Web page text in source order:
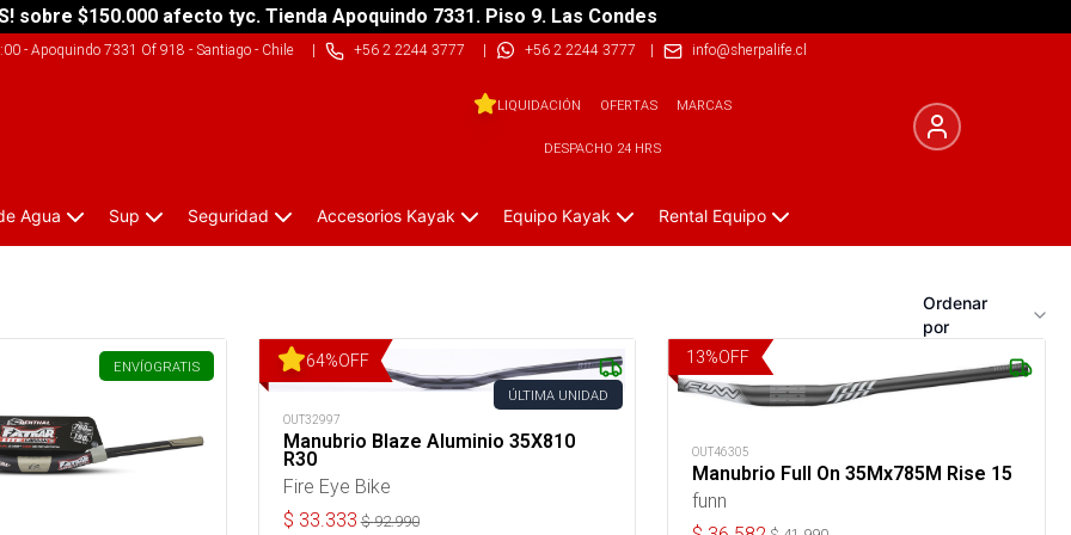
sobre $150.000 afecto tyc. Tienda Apoquindo 7331. Piso 9. Las Condes
- Apoquindo 7331 Of 918 - Santiago - Chile| +56 2 2244 3777 | +56 2 2244 3777 | info@sherpalife.cl
LIQUIDACIÓN OFERTAS MARCAS
DESPACHO 24 HRS
Agua Sup Seguridad Accesorios Kayak Equipo Kayak Rental Equipo
Ordenar
por
ENVÍOGRATIS 64%OFF
ÚLTIMA UNIDAD
OUT32997
Manubrio Blaze Aluminio 35X810
R30
Fire Eye Bike
$ 33.333 $92.990
13%OFF
OUT46305
Manubrio Full On 35Mx785M Rise 15
funn